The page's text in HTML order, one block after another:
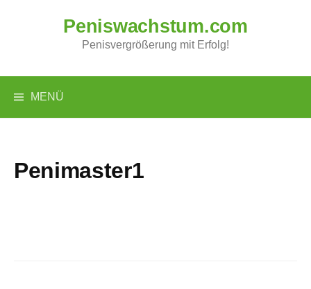
Peniswachstum.com
Penisvergrößerung mit Erfolg!
MENÜ
Penimaster1